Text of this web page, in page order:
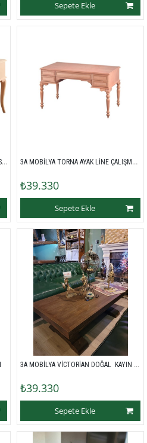
Sepete Ekle
3A MOBİLYA 160 CM LİNE ÇALIŞMA MASASI 3A MOBİLYA TORNA AYAK LİNE ÇALIŞMA MASASI
₺39.330
Sepete Ekle
3A MOBİLYA VİCTORİAN DOĞAL  KAYIN AĞACI SEHPA CEVİZ CİLA
₺39.330
Sepete Ekle